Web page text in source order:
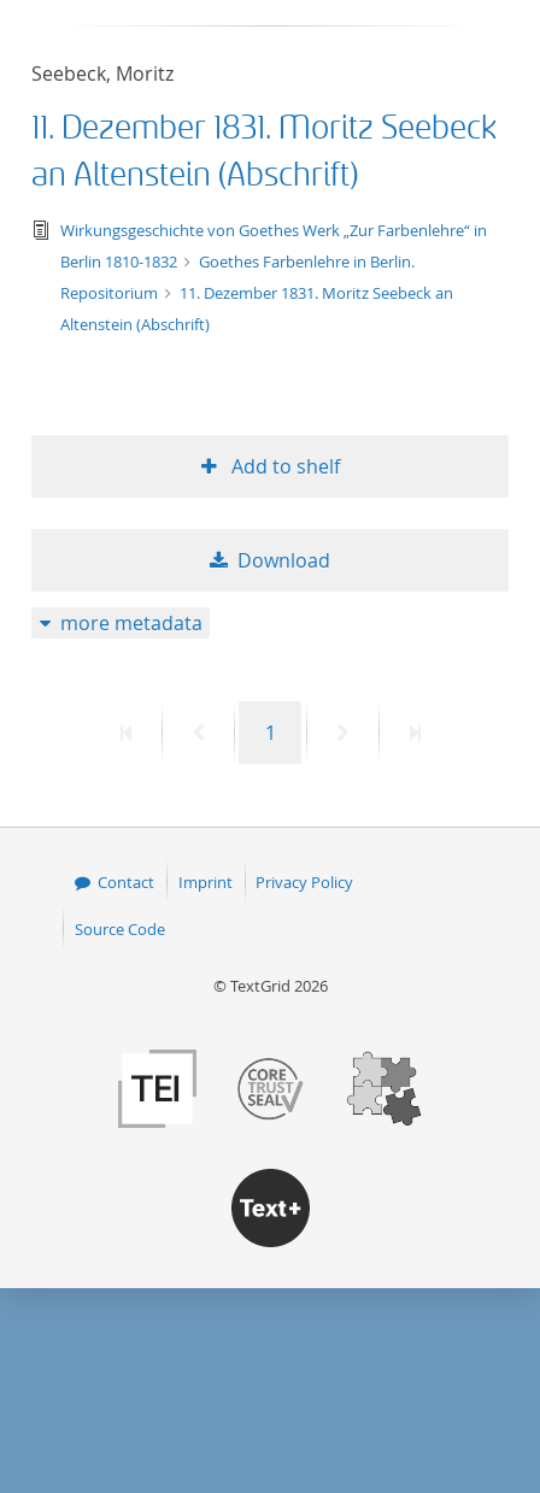
Seebeck, Moritz
11. Dezember 1831. Moritz Seebeck
an Altenstein (Abschrift)
text/tg.edition+tg.aggregation+xml
Wirkungsgeschichte von Goethes Werk „Zur Farbenlehre“ in
Berlin 1810-1832
Goethes Farbenlehre in Berlin.
Repositorium
11. Dezember 1831. Moritz Seebeck an
Altenstein (Abschrift)
Add to shelf
Download
more metadata
PreviousPage
1
Contact Imprint Privacy Policy
Source Code
© TextGrid 2026